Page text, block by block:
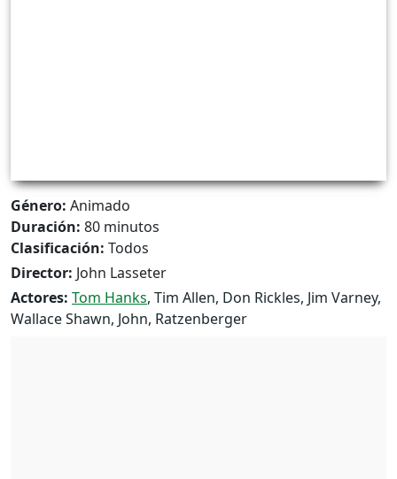
Género: Animado
Duración: 80 minutos
Clasificación: Todos
Director: John Lasseter
Actores: Tom Hanks, Tim Allen, Don Rickles, Jim Varney,
Wallace Shawn, John, Ratzenberger